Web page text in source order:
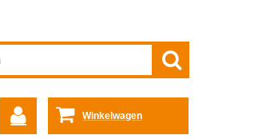
Winkelwagen